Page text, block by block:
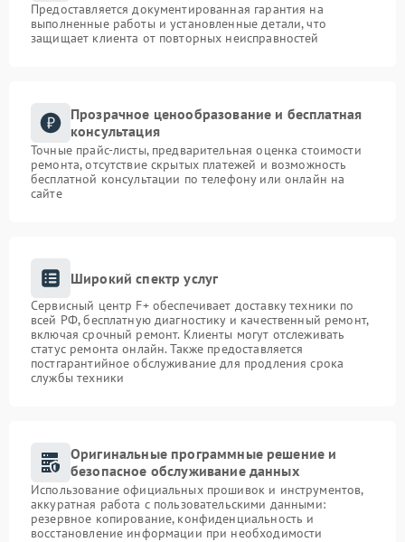
Предоставляется документированная гарантия на
выполненные работы и установленные детали, что
защищает клиента от повторных неисправностей
Прозрачное ценообразование и бесплатная
консультация
Точные прайс-листы, предварительная оценка стоимости
ремонта, отсутствие скрытых платежей и возможность
бесплатной консультации по телефону или онлайн на
сайте
Широкий спектр услуг
Сервисный центр F+ обеспечивает доставку техники по
всей РФ, бесплатную диагностику и качественный ремонт,
включая срочный ремонт. Клиенты могут отслеживать
статус ремонта онлайн. Также предоставляется
постгарантийное обслуживание для продления срока
службы техники
Оригинальные программные решение и
безопасное обслуживание данных
Использование официальных прошивок и инструментов,
аккуратная работа с пользовательскими данными:
резервное копирование, конфиденциальность и
восстановление информации при необходимости